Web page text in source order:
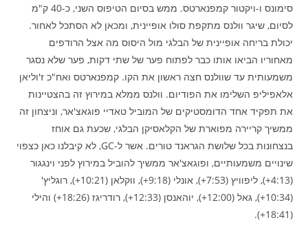
סימונס ו-ויקטור קמפנארטס. ממש בסיום הטיפוס השני, כ-40 ק"מ
לסיום, שיגר וולנס מתקפת סולו אופיינית, ומכאן לא הסתכל לאחור.
יכולת בריחה אופיינית של הבלגי מול היסוס מה אצל הרודפים
מאחוריו הביאו אותו כבר לפתוח פער של שתי דקות, פער שלא נסגר
משמעותית עד שוולנס חצה ראשון את הקו. קמפנארטס ואח"כ ז'וליאן
אלאפיליפ השלימו את הפודיום. וולנס ממלא במירוץ זה בהצטיינות
את תפקיד אחד הדומסטיקים של המוביל טאדיי פוגאצ'אר, וניצחון זה
ממשיך קריירה מפוארת של הקלאסיקן הבלגי, שכעת גם אוחז
בנצחונות בכל שלושת הגראנד טורים. אשר ל-GC, לא קיבלנו כאן כצפוי
שינויים משמעותיים, ופוגאצ'אר ממשיך להוביל במירוץ לפני וינגגור
(4:13+), ליפוויץ (7:53+), אונלי (9:18+), ווקלאן (10:21+), רוגליץ'
(10:34+), גאל (12:00+), יוהאנסן (12:33+), רודריגז (18:26+) והילי
(18:41+).